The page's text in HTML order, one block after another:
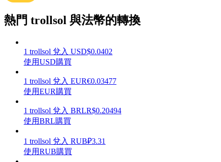
理財
熱門 trollsol 與法幣的轉換
1 trollsol 兌入 USD$0.0402
使用USD購買
1 trollsol 兌入 EUR€0.03477
使用EUR購買
1 trollsol 兌入 BRLR$0.20494
使用BRL購買
1 trollsol 兌入 RUB₽3.31
使用RUB購買